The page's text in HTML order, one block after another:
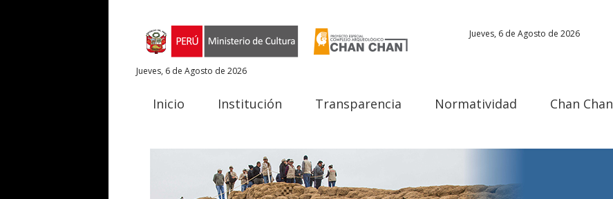
Jueves, 6 de Agosto de 2026
Jueves, 6 de Agosto de 2026
Inicio Institución Transparencia Normatividad Chan Chan